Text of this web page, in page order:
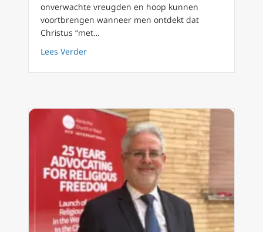
onverwachte vreugden en hoop kunnen
voortbrengen wanneer men ontdekt dat
Christus “met…
Lees Verderabout Paus Leo XIV: Verdriet in het leven